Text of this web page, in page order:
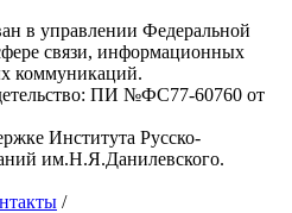
в управлении Федеральной
связи, информационных
коммуникаций.
ПИ №ФС77-60760 от
Института Русско-
им.Н.Я.Данилевского.
/